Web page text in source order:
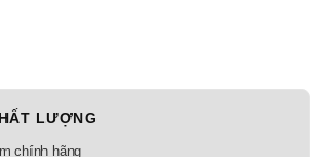
LƯỢNG
chính hãng